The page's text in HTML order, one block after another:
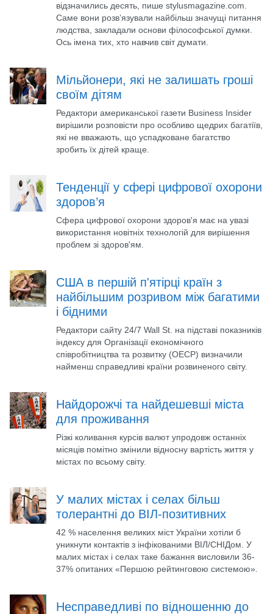
відзначились десять, пише stylusmagazine.com.
Саме вони розв’язували найбільш значущі питання
людства, закладали основи філософської думки.
Ось імена тих, хто навчив світ думати.
Мільйонери, які не залишать гроші
своїм дітям
Редактори американської газети Business Insider
вирішили розповісти про особливо щедрих багатіїв,
які не вважають, що успадковане багатство
зробить їх дітей краще.
Тенденції у сфері цифрової охорони
здоров’я
Сфера цифрової охорони здоров'я має на увазі
використання новітніх технологій для вирішення
проблем зі здоров'ям.
США в першій п'ятірці країн з
найбільшим розривом між багатими
і бідними
Редактори сайту 24/7 Wall St. на підставі показників
індексу для Організації економічного
співробітництва та розвитку (ОЕСР) визначили
найменш справедливі країни розвиненого світу.
Найдорожчі та найдешевші міста
для проживання
Різкі коливання курсів валют упродовж останніх
місяців помітно змінили відносну вартість життя у
містах по всьому світу.
У малих містах і селах більш
толерантні до ВІЛ-позитивних
42 % населення великих міст України хотіли б
уникнути контактів з інфікованими ВІЛ/СНІДом. У
малих містах і селах таке бажання висловили 36-
37% опитаних «Першою рейтинговою системою».
Несправедливі по відношенню до